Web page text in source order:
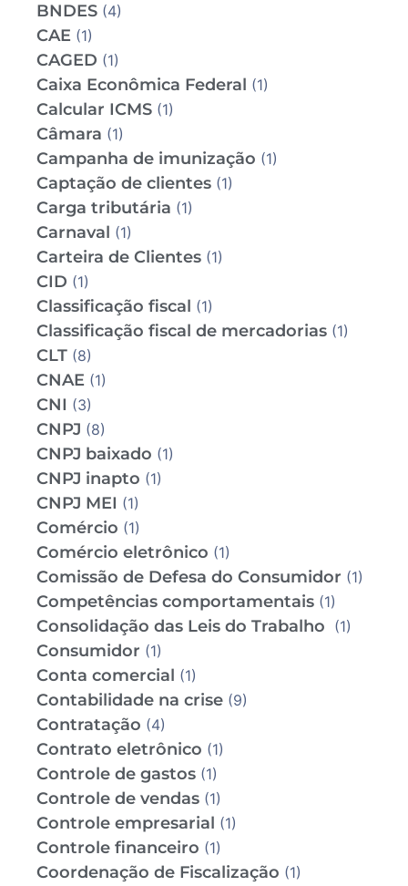
BNDES (4)
CAE (1)
CAGED (1)
Caixa Econômica Federal (1)
Calcular ICMS (1)
Câmara (1)
Campanha de imunização (1)
Captação de clientes (1)
Carga tributária (1)
Carnaval (1)
Carteira de Clientes (1)
CID (1)
Classificação fiscal (1)
Classificação fiscal de mercadorias (1)
CLT (8)
CNAE (1)
CNI (3)
CNPJ (8)
CNPJ baixado (1)
CNPJ inapto (1)
CNPJ MEI (1)
Comércio (1)
Comércio eletrônico (1)
Comissão de Defesa do Consumidor (1)
Competências comportamentais (1)
Consolidação das Leis do Trabalho (1)
Consumidor (1)
Conta comercial (1)
Contabilidade na crise (9)
Contratação (4)
Contrato eletrônico (1)
Controle de gastos (1)
Controle de vendas (1)
Controle empresarial (1)
Controle financeiro (1)
Coordenação de Fiscalização (1)